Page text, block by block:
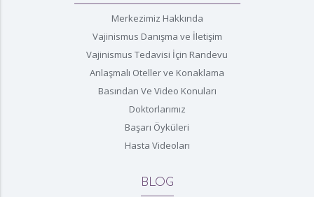
Merkezimiz Hakkında
Vajinismus Danışma ve İletişim
Vajinismus Tedavisi İçin Randevu
Anlaşmalı Oteller ve Konaklama
Basından Ve Video Konuları
Doktorlarımız
Başarı Öyküleri
Hasta Videoları
BLOG